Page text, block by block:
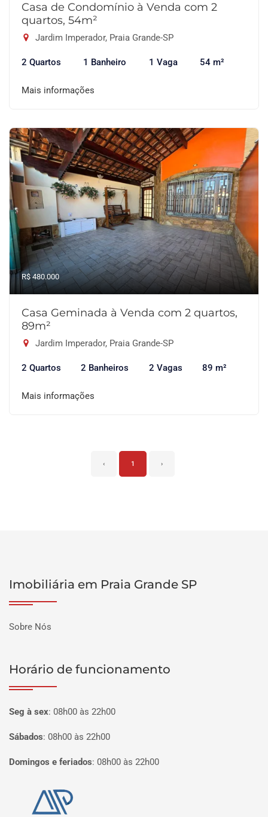
Casa de Condomínio à Venda com 2
quartos, 54m²
Jardim Imperador, Praia Grande-SP
2 Quartos 1 Banheiro 1 Vaga 54 m²
Mais informações
R$ 480.000
Casa Geminada à Venda com 2 quartos,
89m²
Jardim Imperador, Praia Grande-SP
2 Quartos 2 Banheiros 2 Vagas 89 m²
Mais informações
‹ 1 ›
Imobiliária em Praia Grande SP
Sobre Nós
Horário de funcionamento
Seg à sex: 08h00 às 22h00
Sábados: 08h00 às 22h00
Domingos e feriados: 08h00 às 22h00
Página inicial